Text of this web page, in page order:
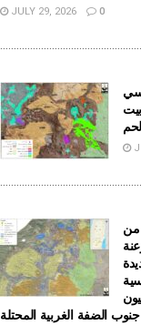
JULY 29, 2026 0
لحم
من
الضفة الغربية المحتلة